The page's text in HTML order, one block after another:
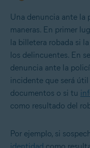
Una denuncia ante la
maneras. En primer
la billetera robada si
los delincuentes. En
denuncia ante la
incidente que será
documentos o si tu
como resultado del
Por ejemplo, si